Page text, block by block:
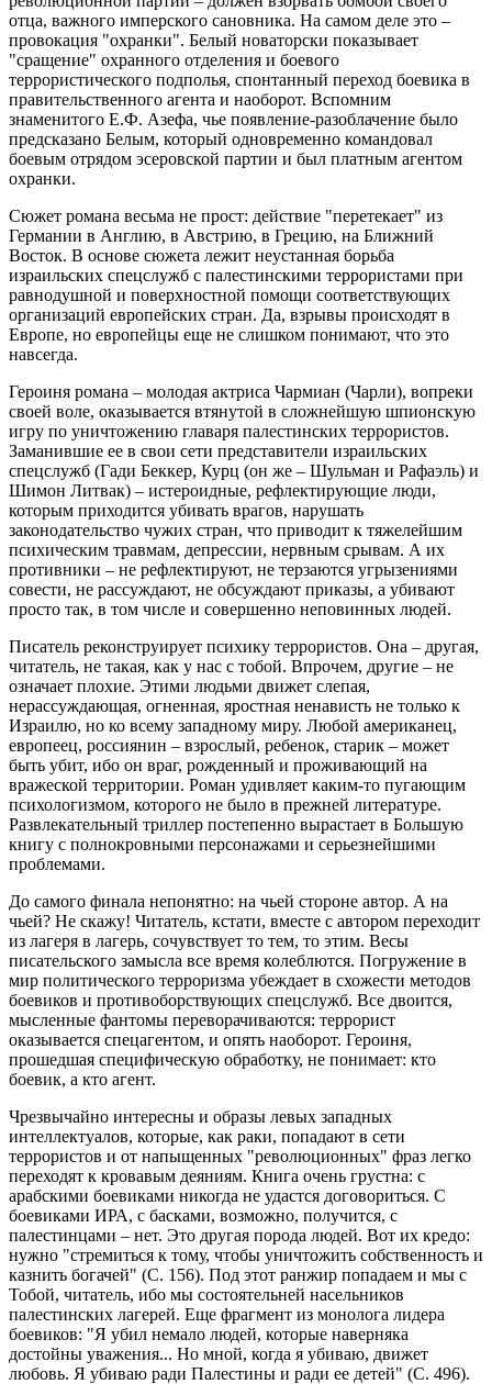
отца, важного имперского сановника. На самом деле это –
провокация "охранки". Белый новаторски показывает
"сращение" охранного отделения и боевого
террористического подполья, спонтанный переход боевика в
правительственного агента и наоборот. Вспомним
знаменитого Е.Ф. Азефа, чье появление-разоблачение было
предсказано Белым, который одновременно командовал
боевым отрядом эсеровской партии и был платным агентом
охранки.
Сюжет романа весьма не прост: действие "перетекает" из
Германии в Англию, в Австрию, в Грецию, на Ближний
Восток. В основе сюжета лежит неустанная борьба
израильских спецслужб с палестинскими террористами при
равнодушной и поверхностной помощи соответствующих
организаций европейских стран. Да, взрывы происходят в
Европе, но европейцы еще не слишком понимают, что это
навсегда.
Героиня романа – молодая актриса Чармиан (Чарли), вопреки
своей воле, оказывается втянутой в сложнейшую шпионскую
игру по уничтожению главаря палестинских террористов.
Заманившие ее в свои сети представители израильских
спецслужб (Гади Беккер, Курц (он же – Шульман и Рафаэль) и
Шимон Литвак) – истероидные, рефлектирующие люди,
которым приходится убивать врагов, нарушать
законодательство чужих стран, что приводит к тяжелейшим
психическим травмам, депрессии, нервным срывам. А их
противники – не рефлектируют, не терзаются угрызениями
совести, не рассуждают, не обсуждают приказы, а убивают
просто так, в том числе и совершенно неповинных людей.
Писатель реконструирует психику террористов. Она – другая,
читатель, не такая, как у нас с тобой. Впрочем, другие – не
означает плохие. Этими людьми движет слепая,
нерассуждающая, огненная, яростная ненависть не только к
Израилю, но ко всему западному миру. Любой американец,
европеец, россиянин – взрослый, ребенок, старик – может
быть убит, ибо он враг, рожденный и проживающий на
вражеской территории. Роман удивляет каким-то пугающим
психологизмом, которого не было в прежней литературе.
Развлекательный триллер постепенно вырастает в Большую
книгу с полнокровными персонажами и серьезнейшими
проблемами.
До самого финала непонятно: на чьей стороне автор. А на
чьей? Не скажу! Читатель, кстати, вместе с автором переходит
из лагеря в лагерь, сочувствует то тем, то этим. Весы
писательского замысла все время колеблются. Погружение в
мир политического терроризма убеждает в схожести методов
боевиков и противоборствующих спецслужб. Все двоится,
мысленные фантомы переворачиваются: террорист
оказывается спецагентом, и опять наоборот. Героиня,
прошедшая специфическую обработку, не понимает: кто
боевик, а кто агент.
Чрезвычайно интересны и образы левых западных
интеллектуалов, которые, как раки, попадают в сети
террористов и от напыщенных "революционных" фраз легко
переходят к кровавым деяниям. Книга очень грустна: с
арабскими боевиками никогда не удастся договориться. С
боевиками ИРА, с басками, возможно, получится, с
палестинцами – нет. Это другая порода людей. Вот их кредо:
нужно "стремиться к тому, чтобы уничтожить собственность и
казнить богачей" (С. 156). Под этот ранжир попадаем и мы с
Тобой, читатель, ибо мы состоятельней насельников
палестинских лагерей. Еще фрагмент из монолога лидера
боевиков: "Я убил немало людей, которые наверняка
достойны уважения... Но мной, когда я убиваю, движет
любовь. Я убиваю ради Палестины и ради ее детей" (С. 496).